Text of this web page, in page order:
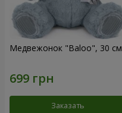
Медвежонок "Baloo", 30 см
Заказать